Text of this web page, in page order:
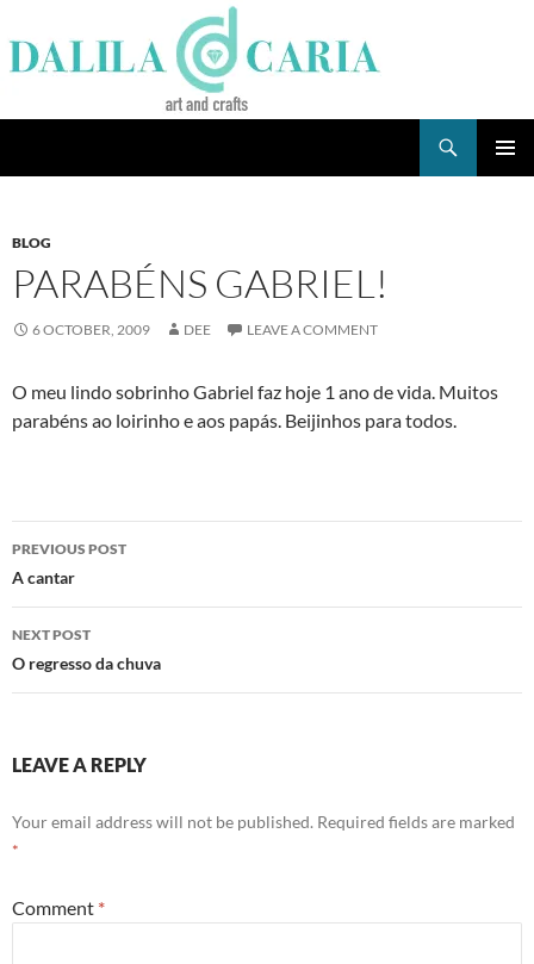
to
content
BLOG
PARABÉNS GABRIEL!
6 OCTOBER, 2009 DEE LEAVE A COMMENT
O meu lindo sobrinho Gabriel faz hoje 1 ano de vida. Muitos
parabéns ao loirinho e aos papás. Beijinhos para todos.
Post
navigation
PREVIOUS POST
A cantar
NEXT POST
O regresso da chuva
LEAVE A REPLY
Your email address will not be published. Required fields are marked
*
Comment *